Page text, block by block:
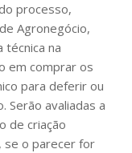
processo,
Agronegócio,
técnica na
em comprar os
para deferir ou
Serão avaliadas a
de criação
se o parecer for